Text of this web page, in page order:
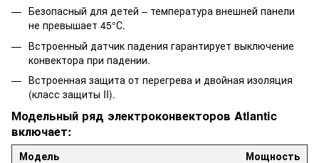
Безопасный для детей – температура внешней панели
не превышает 45°С.
Встроенный датчик падения гарантирует выключение
конвектора при падении.
Встроенная защита от перегрева и двойная изоляция
(класс защиты II).
Модельный ряд электроконвекторов Atlantic
включает:
Модель
Мощность